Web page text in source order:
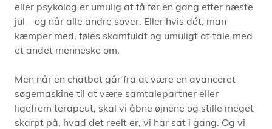
eller psykolog er umulig at få før en gang efter næste
jul – og når alle andre sover. Eller hvis dét, man
kæmper med, føles skamfuldt og umuligt at tale med
et andet menneske om.
Men når en chatbot går fra at være en avanceret
søgemaskine til at være samtalepartner eller
ligefrem terapeut, skal vi åbne øjnene og stille meget
skarpt på, hvad det reelt er, vi har sat i gang. Og vi